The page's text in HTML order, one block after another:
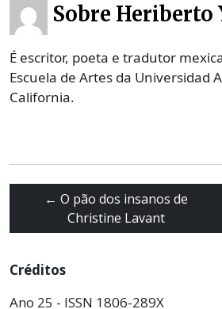
Sobre Heriberto
É escritor, poeta e tradutor
Escuela de Artes da Universidad
California.
← O pão dos insanos de
Christine Lavant
Créditos
Ano 25 - ISSN 1806-289X